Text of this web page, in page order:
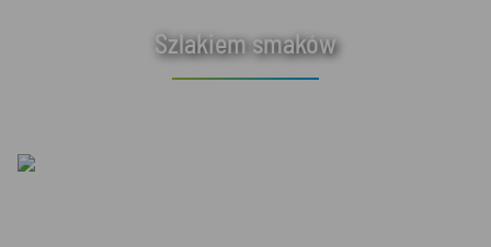
Szlakiem smaków